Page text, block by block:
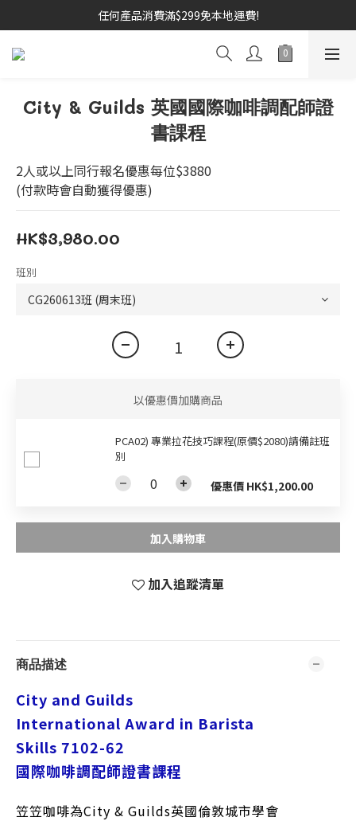
任何產品消費滿$299免本地運費!
City & Guilds 英國國際咖啡調配師證
書課程
2人或以上同行報名優惠每位$3880
(付款時會自動獲得優惠)
HK$3,980.00
班別
以優惠價加購商品
PCA02) 專業拉花技巧課程(原價$2080)請備註班
別
優惠價 HK$1,200.00
加入購物車
加入追蹤清單
商品描述
City and Guilds
International Award in Barista
Skills 7102-62
國際咖啡調配師證書課程
笠笠咖啡為City & Guilds英國倫敦城市學會